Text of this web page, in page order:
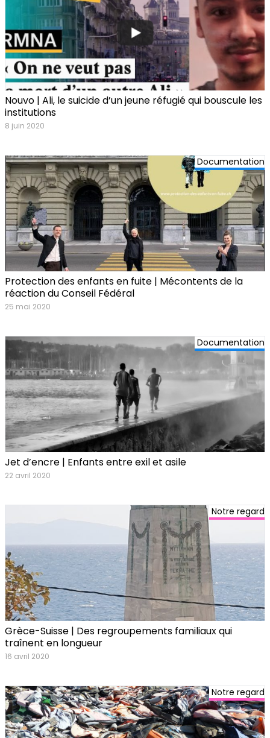
Nouvo | Ali, le suicide d’un jeune réfugié qui bouscule les
institutions
8 juin 2020
Documentation
Protection des enfants en fuite | Mécontents de la
réaction du Conseil Fédéral
25 mai 2020
Documentation
Jet d’encre | Enfants entre exil et asile
22 avril 2020
Notre regard
Grèce-Suisse | Des regroupements familiaux qui
traînent en longueur
16 avril 2020
Notre regard